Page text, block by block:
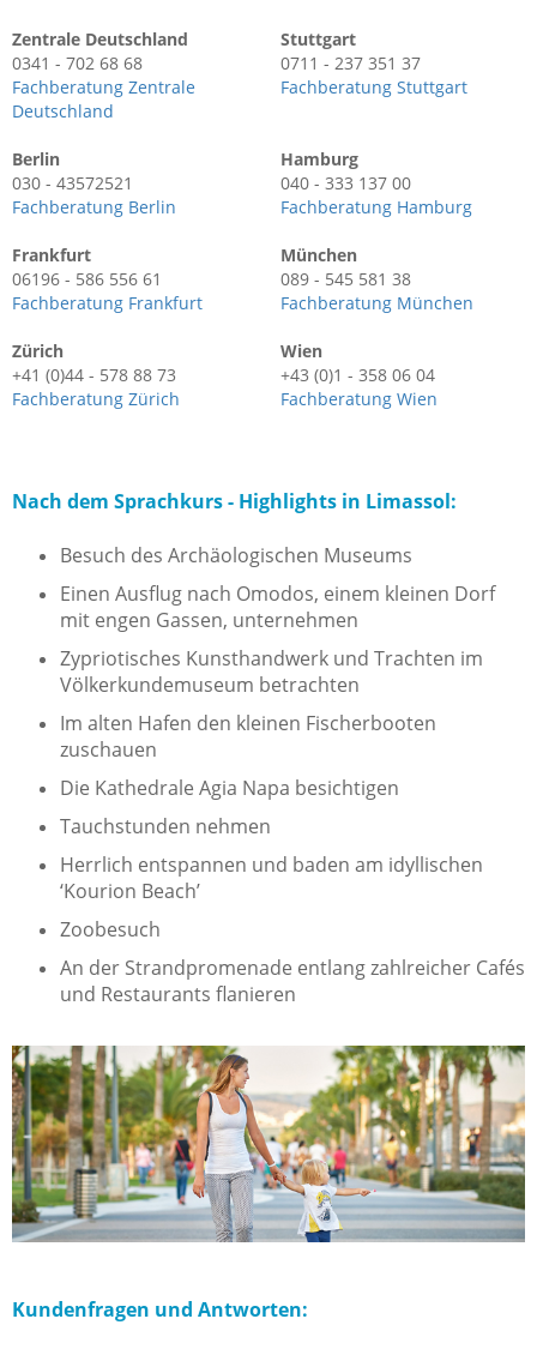
Zentrale Deutschland
0341 - 702 68 68
Fachberatung Zentrale
Deutschland
Stuttgart
0711 - 237 351 37
Fachberatung Stuttgart
Berlin
030 - 43572521
Fachberatung Berlin
Hamburg
040 - 333 137 00
Fachberatung Hamburg
Frankfurt
06196 - 586 556 61
Fachberatung Frankfurt
München
089 - 545 581 38
Fachberatung München
Zürich
+41 (0)44 - 578 88 73
Fachberatung Zürich
Wien
+43 (0)1 - 358 06 04
Fachberatung Wien
Nach dem Sprachkurs - Highlights in Limassol:
Besuch des Archäologischen Museums
Einen Ausflug nach Omodos, einem kleinen Dorf
mit engen Gassen, unternehmen
Zypriotisches Kunsthandwerk und Trachten im
Völkerkundemuseum betrachten
Im alten Hafen den kleinen Fischerbooten
zuschauen
Die Kathedrale Agia Napa besichtigen
Tauchstunden nehmen
Herrlich entspannen und baden am idyllischen
‘Kourion Beach’
Zoobesuch
An der Strandpromenade entlang zahlreicher Cafés
und Restaurants flanieren
Kundenfragen und Antworten: